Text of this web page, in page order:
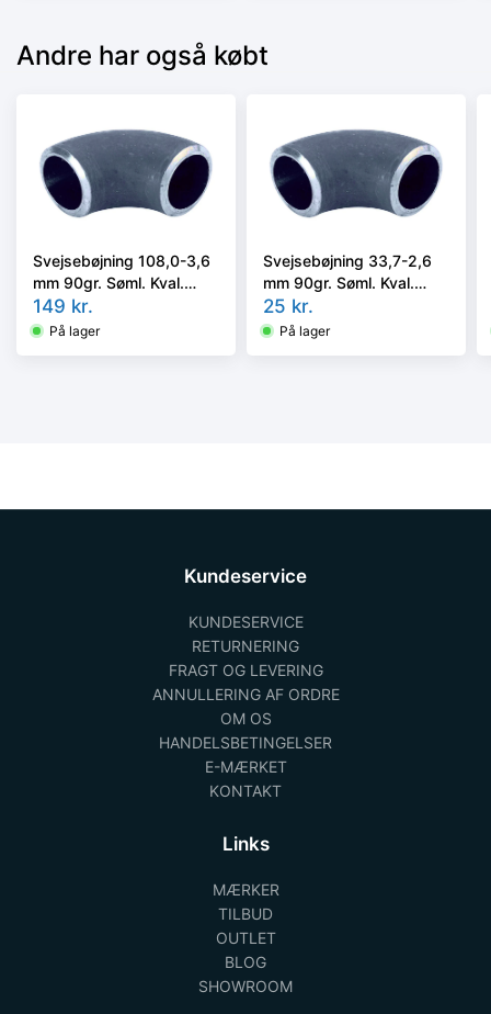
Andre har også købt
Svejsebøjning 108,0-3,6
mm 90gr. Søml. Kval.
P235GH, EN 10253-2
type A, 3D
149 kr.
På lager
Svejsebøjning 33,7-2,6
mm 90gr. Søml. Kval.
P235GH, EN 10253-2
type A, 3D
25 kr.
På lager
Kundeservice
KUNDESERVICE
RETURNERING
FRAGT OG LEVERING
ANNULLERING AF ORDRE
OM OS
HANDELSBETINGELSER
E-MÆRKET
KONTAKT
Links
MÆRKER
TILBUD
OUTLET
BLOG
SHOWROOM